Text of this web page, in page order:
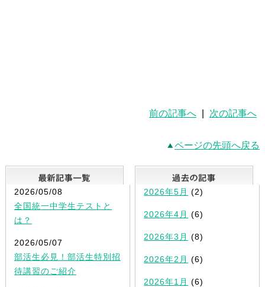
前の記事へ 次の記事へ
ページの先頭へ戻る
最新記事一覧
2026/05/08
全国統一中学生テストと
は？
2026/05/07
部活生必見！部活生特別招
待講習のご紹介
2026年5月 (2)
2026年4月 (6)
2026年3月 (8)
2026年2月 (6)
2026年1月 (6)